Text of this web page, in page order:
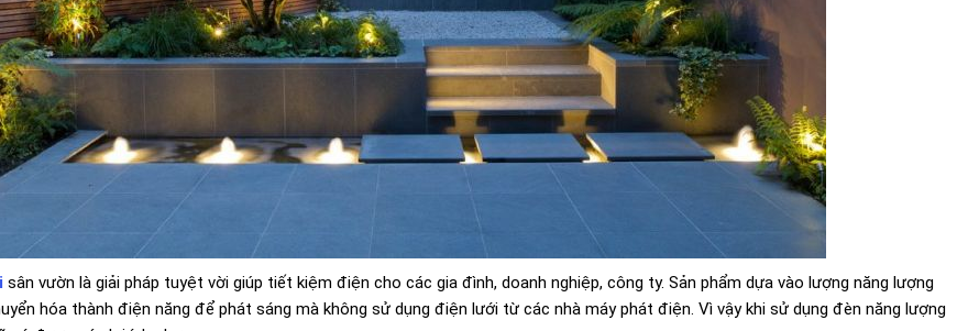
sân vườn là giải pháp tuyệt vời giúp tiết kiệm điện cho các gia đình, doanh nghiệp, công ty. Sản phẩm dựa vào lượng năng lượng
hóa thành điện năng để phát sáng mà không sử dụng điện lưới từ các nhà máy phát điện. Vì vậy khi sử dụng đèn năng lượng